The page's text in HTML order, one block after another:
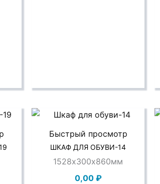
Быстрый просмотр
ШКАФ ДЛЯ ОБУВИ-14
1528х300х860мм
0,00 ₽